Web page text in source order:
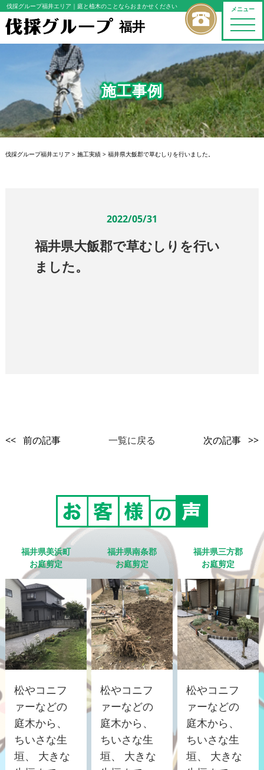
メニュー
toggle
伐採グループ福井エリア ｜庭と植木のことならおまかせください
福井
施工事例
伐採グループ福井エリア > 施工実績> 福井県大飯郡で草むしりを行いました。
2022/05/31
福井県大飯郡で草むしりを行い
ました。
<< 前の記事 一覧に戻る 次の記事 >>
福井県美浜町
お庭剪定
松やコニフ
ァーなどの
庭木から、
ちいさな生
垣、 大きな
福井県南条郡
お庭剪定
松やコニフ
ァーなどの
庭木から、
ちいさな生
垣、 大きな
福井県三方郡
お庭剪定
松やコニフ
ァーなどの
庭木から、
ちいさな生
垣、 大きな